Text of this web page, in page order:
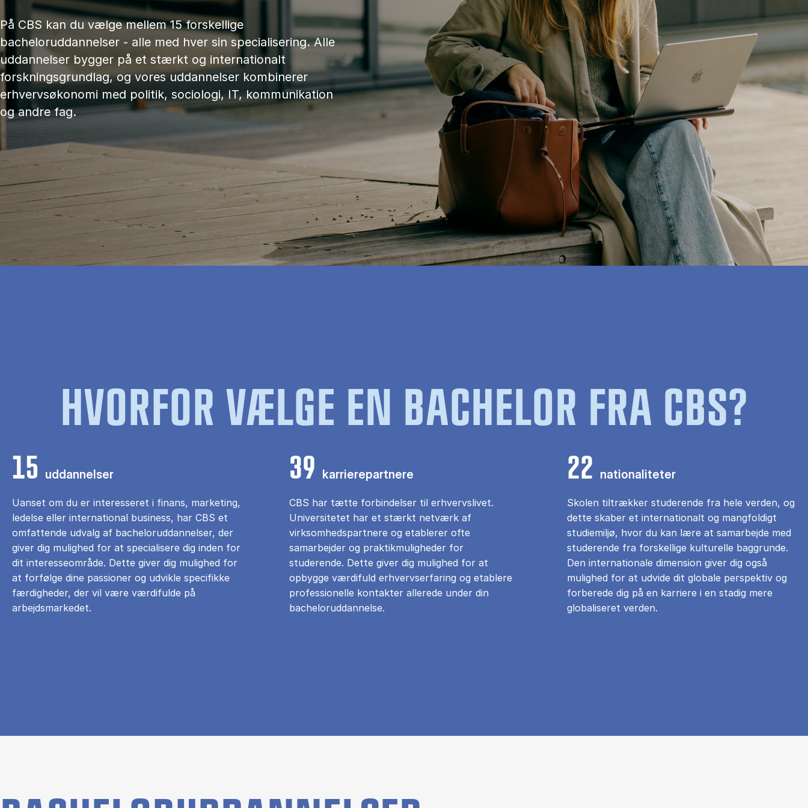
På CBS kan du vælge mellem 15 forskellige
bacheloruddannelser - alle med hver sin specialisering. Alle
uddannelser bygger på et stærkt og internationalt
forskningsgrundlag, og vores uddannelser kombinerer
erhvervsøkonomi med politik, sociologi, IT, kommunikation
og andre fag.
HVORFOR VÆLGE EN BACHELOR FRA CBS?
15 uddannelser
Uanset om du er interesseret i finans, marketing,
ledelse eller international business, har CBS et
omfattende udvalg af bacheloruddannelser, der
giver dig mulighed for at specialisere dig inden for
dit interesseområde. Dette giver dig mulighed for
at forfølge dine passioner og udvikle specifikke
færdigheder, der vil være værdifulde på
arbejdsmarkedet.
39 karrierepartnere
CBS har tætte forbindelser til erhvervslivet.
Universitetet har et stærkt netværk af
virksomhedspartnere og etablerer ofte
samarbejder og praktikmuligheder for
studerende. Dette giver dig mulighed for at
opbygge værdifuld erhvervserfaring og etablere
professionelle kontakter allerede under din
bacheloruddannelse.
22 nationaliteter
Skolen tiltrækker studerende fra hele verden, og
dette skaber et internationalt og mangfoldigt
studiemiljø, hvor du kan lære at samarbejde med
studerende fra forskellige kulturelle baggrunde.
Den internationale dimension giver dig også
mulighed for at udvide dit globale perspektiv og
forberede dig på en karriere i en stadig mere
globaliseret verden.